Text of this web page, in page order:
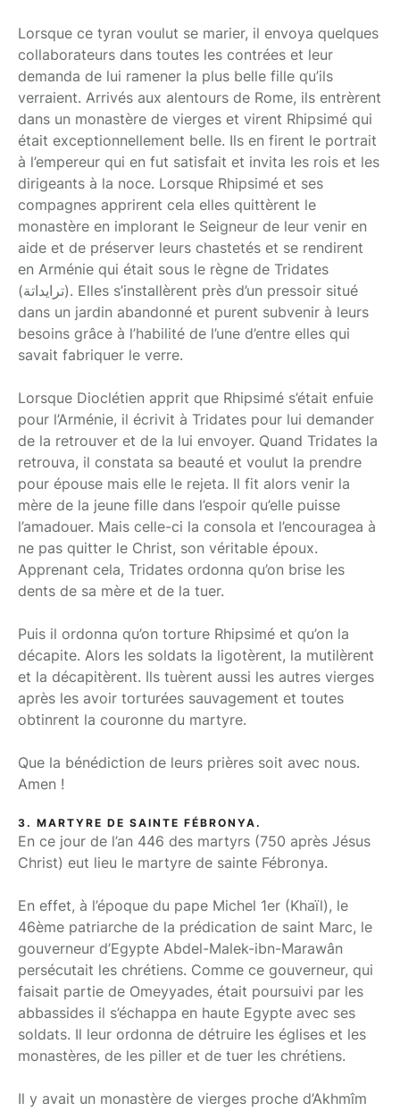
Lorsque ce tyran voulut se marier, il envoya quelques
collaborateurs dans toutes les contrées et leur
demanda de lui ramener la plus belle fille qu’ils
verraient. Arrivés aux alentours de Rome, ils entrèrent
dans un monastère de vierges et virent Rhipsimé qui
était exceptionnellement belle. Ils en firent le portrait
à l’empereur qui en fut satisfait et invita les rois et les
dirigeants à la noce. Lorsque Rhipsimé et ses
compagnes apprirent cela elles quittèrent le
monastère en implorant le Seigneur de leur venir en
aide et de préserver leurs chastetés et se rendirent
en Arménie qui était sous le règne de Tridates
(ترايداتة). Elles s’installèrent près d’un pressoir situé
dans un jardin abandonné et purent subvenir à leurs
besoins grâce à l’habilité de l’une d’entre elles qui
savait fabriquer le verre.
Lorsque Dioclétien apprit que Rhipsimé s’était enfuie
pour l’Arménie, il écrivit à Tridates pour lui demander
de la retrouver et de la lui envoyer. Quand Tridates la
retrouva, il constata sa beauté et voulut la prendre
pour épouse mais elle le rejeta. Il fit alors venir la
mère de la jeune fille dans l’espoir qu’elle puisse
l’amadouer. Mais celle-ci la consola et l’encouragea à
ne pas quitter le Christ, son véritable époux.
Apprenant cela, Tridates ordonna qu’on brise les
dents de sa mère et de la tuer.
Puis il ordonna qu’on torture Rhipsimé et qu’on la
décapite. Alors les soldats la ligotèrent, la mutilèrent
et la décapitèrent. Ils tuèrent aussi les autres vierges
après les avoir torturées sauvagement et toutes
obtinrent la couronne du martyre.
Que la bénédiction de leurs prières soit avec nous.
Amen !
3. MARTYRE DE SAINTE FÉBRONYA.
En ce jour de l’an 446 des martyrs (750 après Jésus
Christ) eut lieu le martyre de sainte Fébronya.
En effet, à l’époque du pape Michel 1er (Khaïl), le
46ème patriarche de la prédication de saint Marc, le
gouverneur d’Egypte Abdel-Malek-ibn-Marawân
persécutait les chrétiens. Comme ce gouverneur, qui
faisait partie de Omeyyades, était poursuivi par les
abbassides il s’échappa en haute Egypte avec ses
soldats. Il leur ordonna de détruire les églises et les
monastères, de les piller et de tuer les chrétiens.
Il y avait un monastère de vierges proche d’Akhmîm